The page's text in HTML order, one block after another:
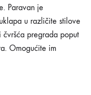
Paravan je
u različite stilove
pregrada poput
Omogućite im